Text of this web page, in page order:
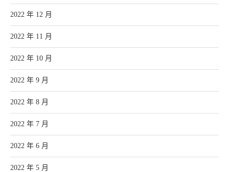
2022 年 12 月
2022 年 11 月
2022 年 10 月
2022 年 9 月
2022 年 8 月
2022 年 7 月
2022 年 6 月
2022 年 5 月